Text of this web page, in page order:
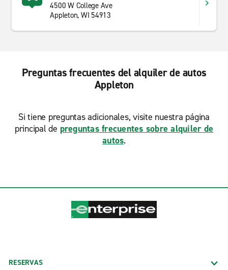
4500 W College Ave
Appleton, WI 54913
Preguntas frecuentes del alquiler de autos
Appleton
Si tiene preguntas adicionales, visite nuestra página
principal de preguntas frecuentes sobre alquiler de
autos.
RESERVAS